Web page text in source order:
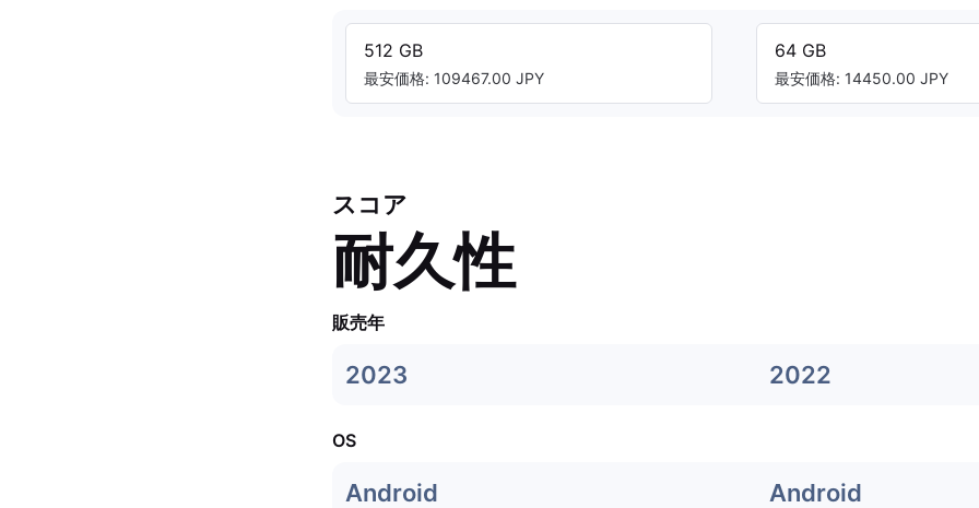
512 GB
最安価格: 109467.00 JPY
64 GB
最安価格: 14450.00 JPY
スコア
耐久性
販売年
2023 2022
OS
Android Android